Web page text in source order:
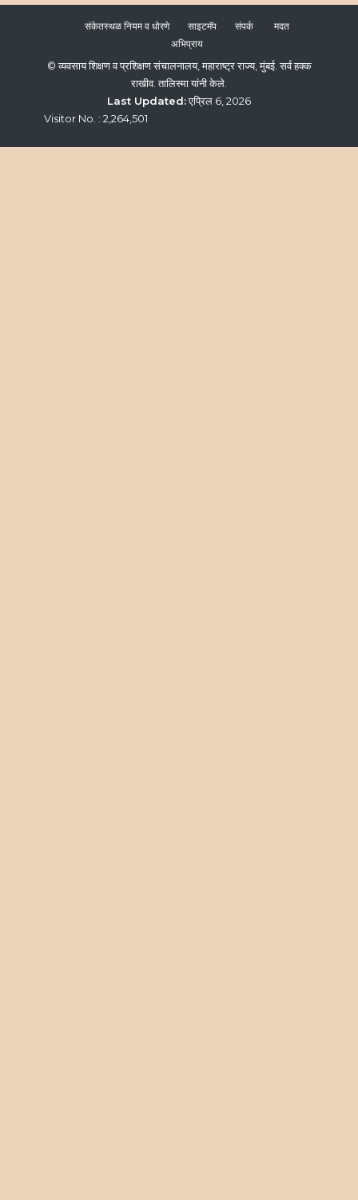
संकेतस्थळ नियम व धोरणे साइटमॅप संपर्क
मदत
अभिप्राय
© व्यवसाय शिक्षण व प्रशिक्षण संचालनालय, महाराष्ट्र राज्य, मुंबई. सर्व हक्क
राखीव.तालिस्मा यांनी केले.
Last Updated:एप्रिल 6, 2026
Visitor No. : 2,264,501